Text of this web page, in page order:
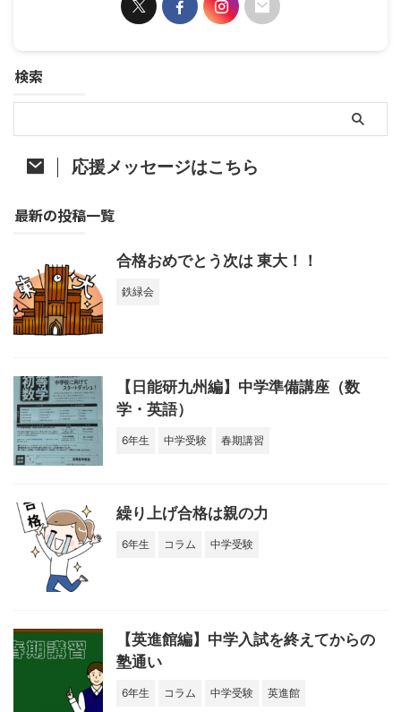
検索
応援メッセージはこちら
最新の投稿一覧
合格おめでとう次は 東大！！
鉄緑会
【日能研九州編】中学準備講座（数
学・英語）
6年生 中学受験 春期講習
繰り上げ合格は親の力
6年生 コラム 中学受験
【英進館編】中学入試を終えてからの
塾通い
6年生 コラム 中学受験 英進館